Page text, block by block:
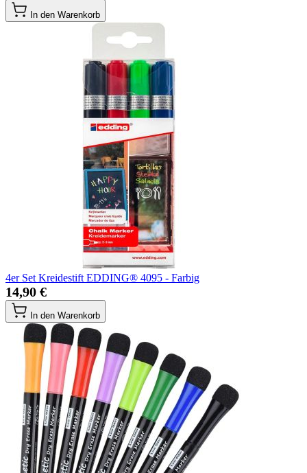
In den Warenkorb
4er Set Kreidestift EDDING® 4095 - Farbig
14,90 €
In den Warenkorb